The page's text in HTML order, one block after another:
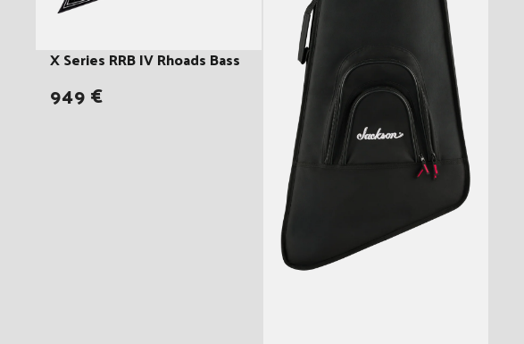
X Series RRB IV Rhoads Bass
949 €